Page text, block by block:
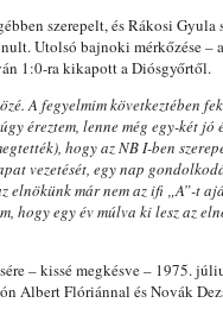
szerepelt, és Rákosi Gyula
Utolsó bajnoki mérkőzése –
1:0-ra kikapott a Diósgyőrtől.
A fegyelmim következtében
éreztem, lenne még egy-két jó
hogy az NB I-ben
vezetését, egy nap
elnökünk már nem az ifi „A”-t
hogy egy év múlva ki lesz az
– kissé megkésve – 1975.
Albert Flóriánnal és Novák